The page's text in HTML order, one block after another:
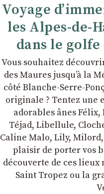
Voyage
les Alpes-de-
dans le
Vous souhaitez
des Maures jusqu’à la
côté Blanche-Serre-
originale ? Tentez une
adorables ânes Félix,
Téjad, Libellule,
Caline Malo, Lily,
plaisir de porter vos
découverte de ces lieux
Saint Tropez ou la